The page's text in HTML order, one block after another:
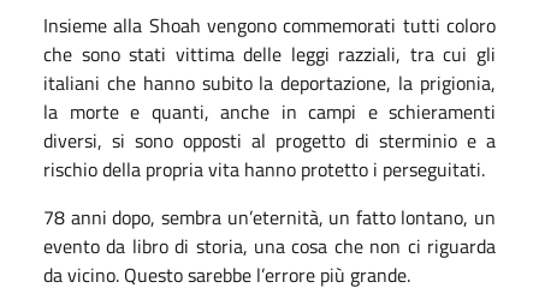
Insieme alla Shoah vengono commemorati tutti coloro
che sono stati vittima delle leggi razziali, tra cui gli
italiani che hanno subito la deportazione, la prigionia,
la morte e quanti, anche in campi e schieramenti
diversi, si sono opposti al progetto di sterminio e a
rischio della propria vita hanno protetto i perseguitati.
78 anni dopo, sembra un’eternità, un fatto lontano, un
evento da libro di storia, una cosa che non ci riguarda
da vicino. Questo sarebbe l’errore più grande.